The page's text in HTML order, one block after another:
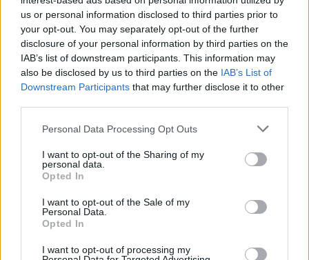
us or personal information disclosed to third parties prior to
your opt-out. You may separately opt-out of the further
disclosure of your personal information by third parties on the
IAB’s list of downstream participants. This information may
also be disclosed by us to third parties on the IAB’s List of
Downstream Participants that may further disclose it to other
Please note that this website/app uses one or more Google
not limited to your visit or usage behaviour. You may click to
grant or deny consent to Google and its third-party tags to
use your data for below specified purposes in below Google
consent section.
Personal Data Processing Opt Outs
I want to opt-out of the Sharing of my
personal data.
Opted In
I want to opt-out of the Sale of my
Personal Data.
Opted In
I want to opt-out of processing my